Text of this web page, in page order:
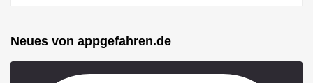
Neues von appgefahren.de